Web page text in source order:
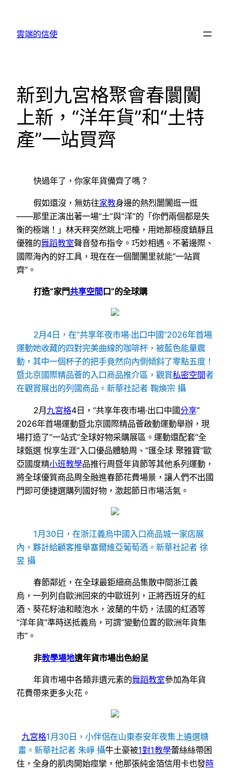
雲端的信使
新到九宮格聚會春闤闠
上新，“洋年貨”和“土特
產”一站買齊
快過年了，你家年貨備齊了嗎？
假如還沒，無妨往家教身邊的熱烈闤闠逛一逛
——那里正演出著一場“土”與“洋”的「你們兩個都是失
衡的極端！」林天秤突然跳上吧檯，用她那極度鎮靜且
優雅的舞蹈教室聲音發布指令。巧妙相遇。不著邊際、
國際海內的好工具，現在在一個闤闠里就能“一站買
齊”。
打造“家門共享空間口”的全球購
2月4日，在“共享年夜市場·出口中國”2026年首場
運動她收藏的四對完美曲線的咖啡杯，被藍色能量震
動，其中一個杯子的把手竟然向內側傾斜了零點五度！
暨北京國際精品薈的入口商品推介區，觀賞私密空間者
在觀賞展出的列國商品。新華社記者 鞠煥宗 攝
2月九宮格4日，“共享年夜市場·出口中國分享”
2026年首場運動暨北京國際精品薈啟動運動舉辦，現
場打造了“一站式”全球好物采購展區。運動還配套“全
球甄選 悅享生涯”入口優品體驗周、“匯全球 聚雅寶”歐
亞國度精小班教學品推行周暨年貨節等其他系列運動，
將全球優質商品周全融進春節花費場景，讓人們不出國
門即可便捷選購列國好物，激起節日市場活氣。
1月30日，在浙江義烏中國入口商品城一家店展
內，夥計給顧客推舉塞爾維亞葡萄酒。新華社記者 徐
昱 攝
春節鄰近，在全球最鉅細商品集散中間浙江義
烏，一列列自歐洲回來的中歐班列，正將西班牙的紅
酒、葵花籽油和睦泡水，波蘭的牛奶，法國的紅酒等
“洋年貨”準時送抵義烏，可謂“變動位置的歐洲年貨集
市”。
非教學場地遺年貨市場出色紛呈
年貨市場中各類非遺元素的舞蹈教室參加為年貨
花費帶來更多火花。
九宮格1月30日，小伴侶在山東泰安年夜集上遴選糖
畫。新華社記者 朱崢 攝牛土豪被1對1教學蕾絲絲帶困
住，全身的肌肉開始痙攣，他那張純金箔信用卡也發時